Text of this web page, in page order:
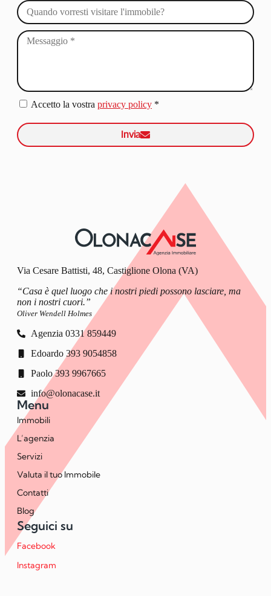
Accetto la vostra privacy policy *
Invia
Via Cesare Battisti, 48, Castiglione Olona (VA)
“Casa è quel luogo che i nostri piedi possono lasciare, ma
non i nostri cuori.”
Oliver Wendell Holmes
Agenzia 0331 859449
Edoardo 393 9054858
Paolo 393 9967665
info@olonacase.it
Menu
Immobili
L’agenzia
Servizi
Valuta il tuo Immobile
Contatti
Blog
Seguici su
Facebook
Instagram